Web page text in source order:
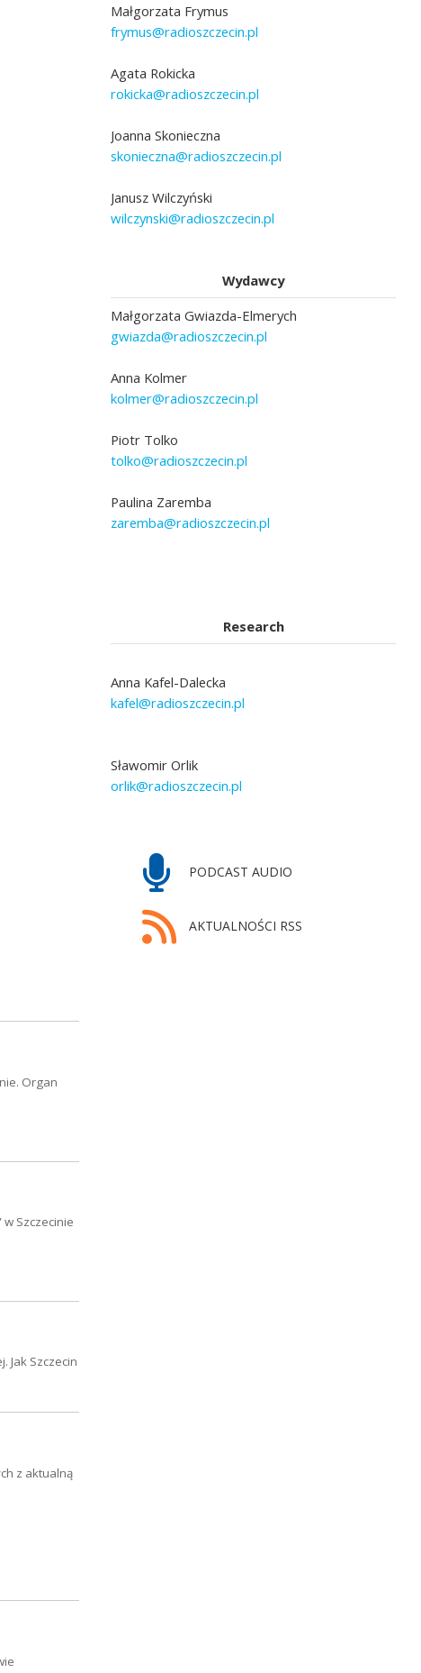
Małgorzata Frymus
frymus@radioszczecin.pl
Agata Rokicka
rokicka@radioszczecin.pl
Joanna Skonieczna
skonieczna@radioszczecin.pl
Janusz Wilczyński
wilczynski@radioszczecin.pl
Wydawcy
Małgorzata Gwiazda-Elmerych
gwiazda@radioszczecin.pl
Anna Kolmer
kolmer@radioszczecin.pl
Piotr Tolko
tolko@radioszczecin.pl
Paulina Zaremba
zaremba@radioszczecin.pl
Research
Anna Kafel-Dalecka
kafel@radioszczecin.pl
Sławomir Orlik
orlik@radioszczecin.pl
PODCAST AUDIO
AKTUALNOŚCI RSS
Organ
Szczecinie
Jak Szczecin
z aktualną